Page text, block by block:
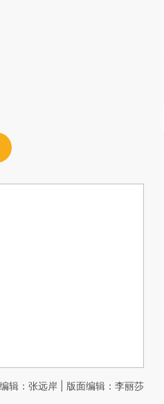
辑：张远岸 | 版面编辑：李丽莎